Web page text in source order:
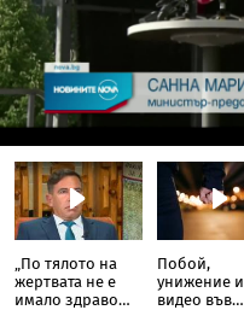
„По тялото на
жертвата не е
имало здраво
Побой,
унижение и
видео във